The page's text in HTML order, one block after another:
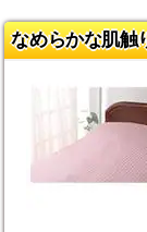
なめらかな肌触